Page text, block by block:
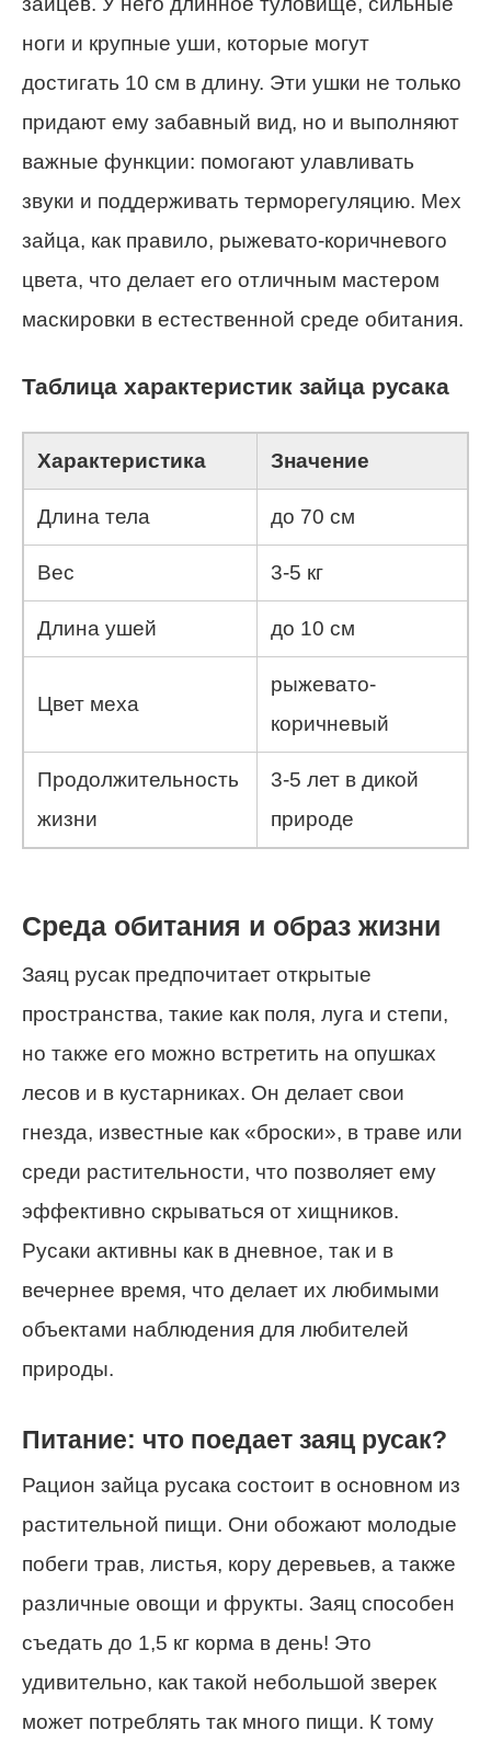
ноги и крупные уши, которые могут
достигать 10 см в длину. Эти ушки не только
придают ему забавный вид, но и выполняют
важные функции: помогают улавливать
звуки и поддерживать терморегуляцию. Мех
зайца, как правило, рыжевато-коричневого
цвета, что делает его отличным мастером
маскировки в естественной среде обитания.
Таблица характеристик зайца русака
Характеристика Значение
Длина тела до 70 см
Вес 3-5 кг
Длина ушей до 10 см
Цвет меха
рыжевато-
коричневый
Продолжительность
жизни
3-5 лет в дикой
природе
Среда обитания и образ жизни
Заяц русак предпочитает открытые
пространства, такие как поля, луга и степи,
но также его можно встретить на опушках
лесов и в кустарниках. Он делает свои
гнезда, известные как «броски», в траве или
среди растительности, что позволяет ему
эффективно скрываться от хищников.
Русаки активны как в дневное, так и в
вечернее время, что делает их любимыми
объектами наблюдения для любителей
природы.
Питание: что поедает заяц русак?
Рацион зайца русака состоит в основном из
растительной пищи. Они обожают молодые
побеги трав, листья, кору деревьев, а также
различные овощи и фрукты. Заяц способен
съедать до 1,5 кг корма в день! Это
удивительно, как такой небольшой зверек
может потреблять так много пищи. К тому